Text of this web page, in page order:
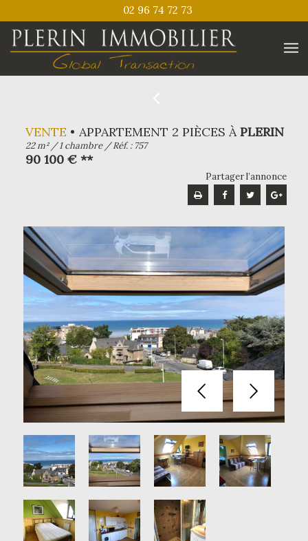
02 96 74 72 73
VENTE APPARTEMENT 2 PIÈCES ÀPLERIN
22 m² / 1 chambre / Réf. : 757
90 100 € **
Partager l’annonce
PrécédentSuivant